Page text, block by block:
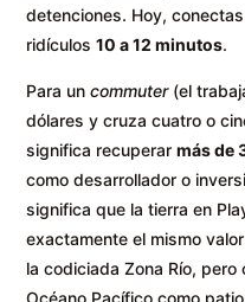
detenciones. Hoy,
ridículos10 a 12 minutos.
Para uncommuter(el
dólares y cruza cuatro o
significa recuperarmás de
como desarrollador o
significa que la tierra en
exactamente el mismo
la codiciada Zona Río,
Océano Pacífico como